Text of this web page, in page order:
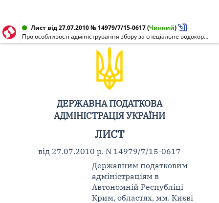
Лист від 27.07.2010 № 14979/7/15-0617(Чинний)
Про особливості адміністрування збору за спеціальне водокористування
ДЕРЖАВНА ПОДАТКОВА
АДМІНІСТРАЦІЯ УКРАЇНИ
ЛИСТ
від 27.07.2010 р. N 14979/7/15-0617
Державним податковим
адміністраціям в
Автономній Республіці
Крим, областях, мм. Києві